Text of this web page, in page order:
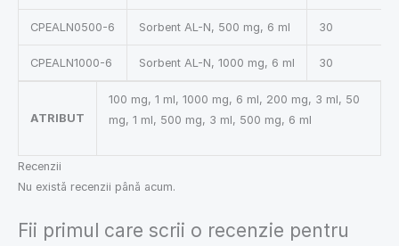
CPEALN0500-6 Sorbent AL-N, 500 mg, 6 ml 30
CPEALN1000-6 Sorbent AL-N, 1000 mg, 6 ml 30
ATRIBUT
100 mg, 1 ml, 1000 mg, 6 ml, 200 mg, 3 ml, 50
mg, 1 ml, 500 mg, 3 ml, 500 mg, 6 ml
Recenzii
Nu există recenzii până acum.
Fii primul care scrii o recenzie pentru